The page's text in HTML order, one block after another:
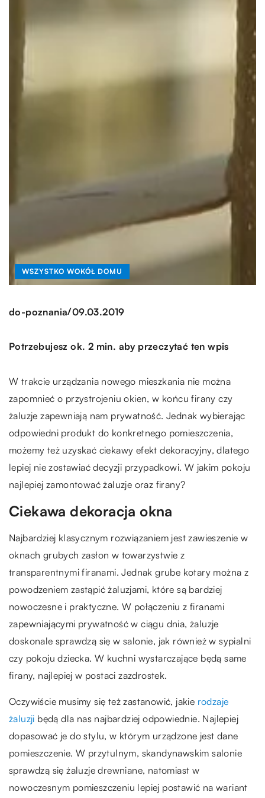
WSZYSTKO WOKÓŁ DOMU
do-poznania/09.03.2019
Potrzebujesz ok. 2 min. aby przeczytać ten wpis
W trakcie urządzania nowego mieszkania nie można
zapomnieć o przystrojeniu okien, w końcu firany czy
żaluzje zapewniają nam prywatność. Jednak wybierając
odpowiedni produkt do konkretnego pomieszczenia,
możemy też uzyskać ciekawy efekt dekoracyjny, dlatego
lepiej nie zostawiać decyzji przypadkowi. W jakim pokoju
najlepiej zamontować żaluzje oraz firany?
Ciekawa dekoracja okna
Najbardziej klasycznym rozwiązaniem jest zawieszenie w
oknach grubych zasłon w towarzystwie z
transparentnymi firanami. Jednak grube kotary można z
powodzeniem zastąpić żaluzjami, które są bardziej
nowoczesne i praktyczne. W połączeniu z firanami
zapewniającymi prywatność w ciągu dnia, żaluzje
doskonale sprawdzą się w salonie, jak również w sypialni
czy pokoju dziecka. W kuchni wystarczające będą same
firany, najlepiej w postaci zazdrostek.
Oczywiście musimy się też zastanowić, jakie rodzaje
żaluzji będą dla nas najbardziej odpowiednie. Najlepiej
dopasować je do stylu, w którym urządzone jest dane
pomieszczenie. W przytulnym, skandynawskim salonie
sprawdzą się żaluzje drewniane, natomiast w
nowoczesnym pomieszczeniu lepiej postawić na wariant